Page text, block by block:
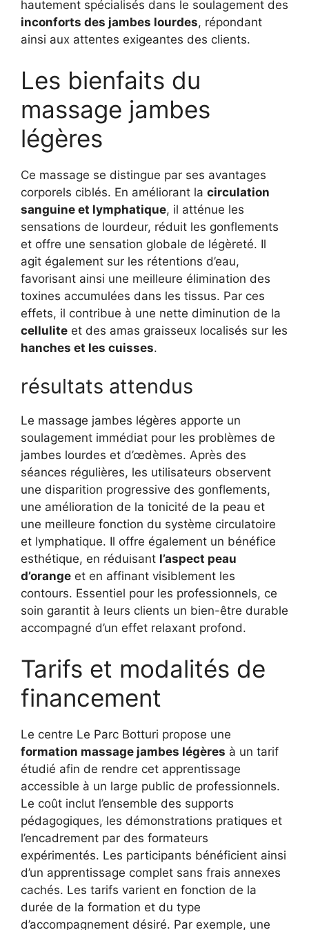
hautement spécialisés dans le soulagement des
inconforts des jambes lourdes, répondant
ainsi aux attentes exigeantes des clients.
Les bienfaits du
massage jambes
légères
Ce massage se distingue par ses avantages
corporels ciblés. En améliorant la circulation
sanguine et lymphatique, il atténue les
sensations de lourdeur, réduit les gonflements
et offre une sensation globale de légèreté. Il
agit également sur les rétentions d’eau,
favorisant ainsi une meilleure élimination des
toxines accumulées dans les tissus. Par ces
effets, il contribue à une nette diminution de la
cellulite et des amas graisseux localisés sur les
hanches et les cuisses.
résultats attendus
Le massage jambes légères apporte un
soulagement immédiat pour les problèmes de
jambes lourdes et d’œdèmes. Après des
séances régulières, les utilisateurs observent
une disparition progressive des gonflements,
une amélioration de la tonicité de la peau et
une meilleure fonction du système circulatoire
et lymphatique. Il offre également un bénéfice
esthétique, en réduisant l’aspect peau
d’orange et en affinant visiblement les
contours. Essentiel pour les professionnels, ce
soin garantit à leurs clients un bien-être durable
accompagné d’un effet relaxant profond.
Tarifs et modalités de
financement
Le centre Le Parc Botturi propose une
formation massage jambes légères à un tarif
étudié afin de rendre cet apprentissage
accessible à un large public de professionnels.
Le coût inclut l’ensemble des supports
pédagogiques, les démonstrations pratiques et
l’encadrement par des formateurs
expérimentés. Les participants bénéficient ainsi
d’un apprentissage complet sans frais annexes
cachés. Les tarifs varient en fonction de la
durée de la formation et du type
d’accompagnement désiré. Par exemple, une